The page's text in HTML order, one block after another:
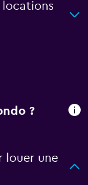
?
louer une